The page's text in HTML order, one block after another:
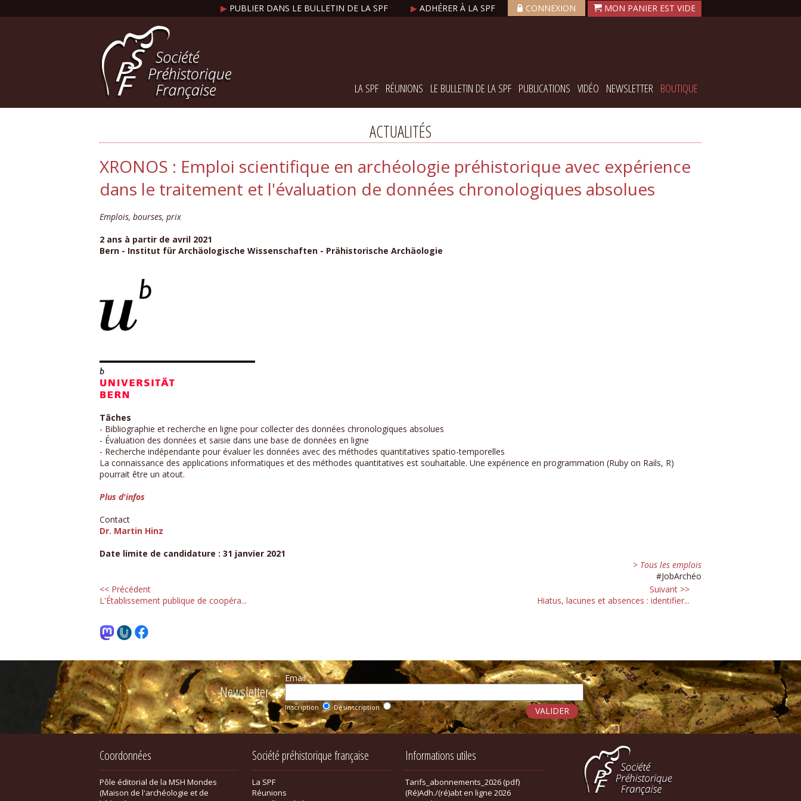
▶ PUBLIER DANS LE BULLETIN DE LA SPF ▶ ADHÉRER À LA SPF CONNEXION
LA SPF RÉUNIONS LE BULLETIN DE LA SPF PUBLICATIONS VIDÉO NEWSLETTER BOUTIQUE
ACTUALITÉS
XRONOS : Emploi scientifique en archéologie préhistorique avec expérience
dans le traitement et l'évaluation de données chronologiques absolues
Emplois, bourses, prix
2 ans à partir de avril 2021
Bern - Institut für Archäologische Wissenschaften - Prähistorische Archäologie
Tâches
- Bibliographie et recherche en ligne pour collecter des données chronologiques absolues
- Évaluation des données et saisie dans une base de données en ligne
- Recherche indépendante pour évaluer les données avec des méthodes quantitatives spatio-temporelles
La connaissance des applications informatiques et des méthodes quantitatives est souhaitable. Une expérience en programmation (Ruby on Rails, R)
pourrait être un atout.
Plus d'infos
Contact
Dr. Martin Hinz
Date limite de candidature : 31 janvier 2021
> Tous les emplois
#JobArchéo
<< Précédent
L'Établissement publique de coopéra...
Suivant >>
Hiatus, lacunes et absences : identifier...
Newsletter
Email :
Inscription Désinscription
Coordonnées
Pôle éditorial de la MSH Mondes
(Maison de l'archéologie et de
Société préhistorique française
La SPF
Réunions
Informations utiles
Tarifs_abonnements_2026 (pdf)
(Ré)Adh./(ré)abt en ligne 2026